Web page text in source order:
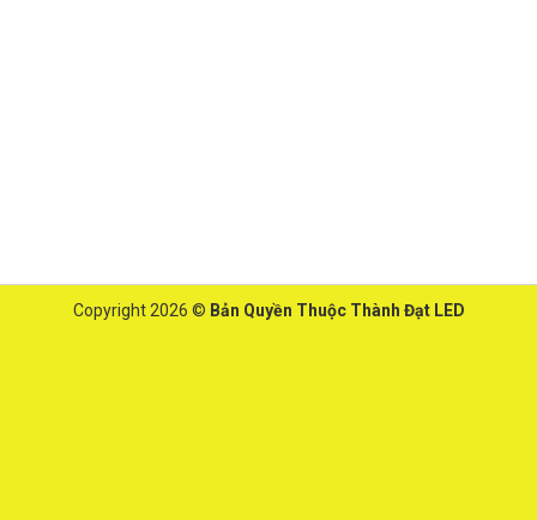
Copyright 2026 © Bản Quyền Thuộc Thành Đạt LED